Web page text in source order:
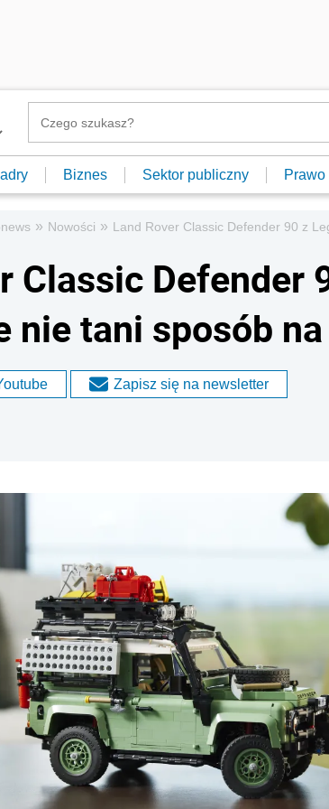
Biznes Sektor publiczny Prawo
» Nowości » Land Rover Classic Defender 90 z
Classic Defender
nie tani sposób
Zapisz się na newsletter